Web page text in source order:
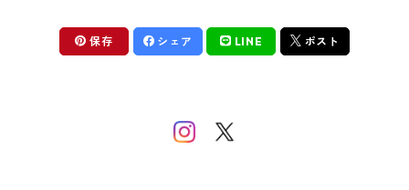
保存 シェア LINE ポスト